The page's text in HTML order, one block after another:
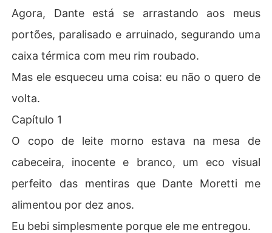
Agora, Dante está se arrastando aos meus
portões, paralisado e arruinado, segurando uma
caixa térmica com meu rim roubado.
Mas ele esqueceu uma coisa: eu não o quero de
volta.
Capítulo 1
O copo de leite morno estava na mesa de
cabeceira, inocente e branco, um eco visual
perfeito das mentiras que Dante Moretti me
alimentou por dez anos.
Eu bebi simplesmente porque ele me entregou.